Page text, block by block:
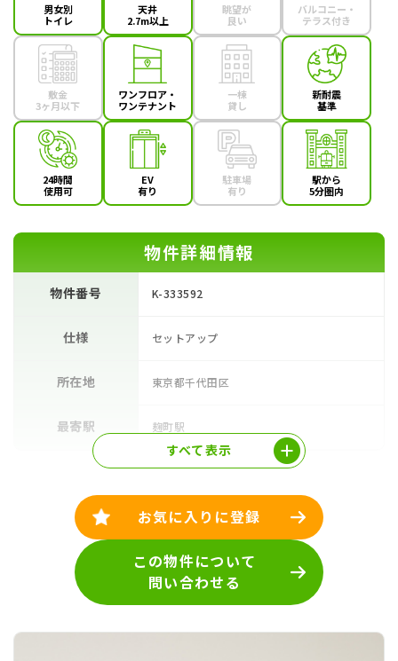
男女別
トイレ
天井
2.7m以上
眺望が
良い
バルコニー・
テラス付き
敷金
3ヶ月以下
ワンフロア・
ワンテナント
一棟
貸し
新耐震
基準
24時間
使用可
EV
有り
駐車場
有り
駅から
5分圏内
物件詳細情報
物件番号 K-333592
仕様 セットアップ
所在地 東京都千代田区
最寄駅 麹町駅
すべて表示
お気に入りに登録
この物件について
問い合わせる